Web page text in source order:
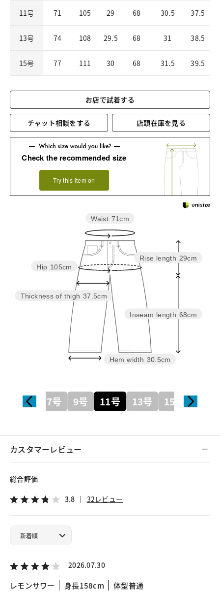
11号 71 105 29 68 30.5 37.5
13号 74 108 29.5 68 31 38.5
15号 77 111 30 68 31.5 39.5
お店で試着する
チャット相談をする 店頭在庫を見る
Check the recommended size
Try this item on
Inseam length 68cm
Rise length 29cm
Hem width 30.5cm
Thickness of thigh 37.5cm
Hip 105cm
Waist 71cm
7号 9号 11号 13号 15号
カスタマーレビュー
総合評価
3.8 32レビュー
2026.07.30
レモンサワー 身長158cm 体型普通